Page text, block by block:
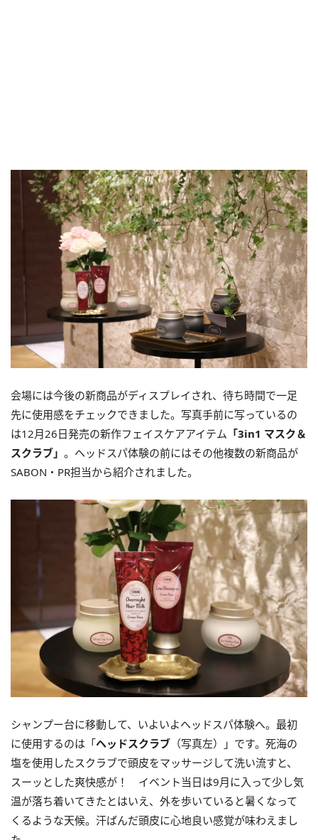
会場には今後の新商品がディスプレイされ、待ち時間で一足
先に使用感をチェックできました。写真手前に写っているの
は12月26日発売の新作フェイスケアアイテム 「3in1 マスク＆
スクラブ」 。ヘッドスパ体験の前にはその他複数の新商品が
SABON・PR担当から紹介されました。
シャンプー台に移動して、いよいよヘッドスパ体験へ。最初
に使用するのは「ヘッドスクラブ （写真左）」です。死海の
塩を使用したスクラブで頭皮をマッサージして洗い流すと、
スーッとした爽快感が！ イベント当日は9月に入って少し気
温が落ち着いてきたとはいえ、外を歩いていると暑くなって
くるような天候。汗ばんだ頭皮に心地良い感覚が味わえまし